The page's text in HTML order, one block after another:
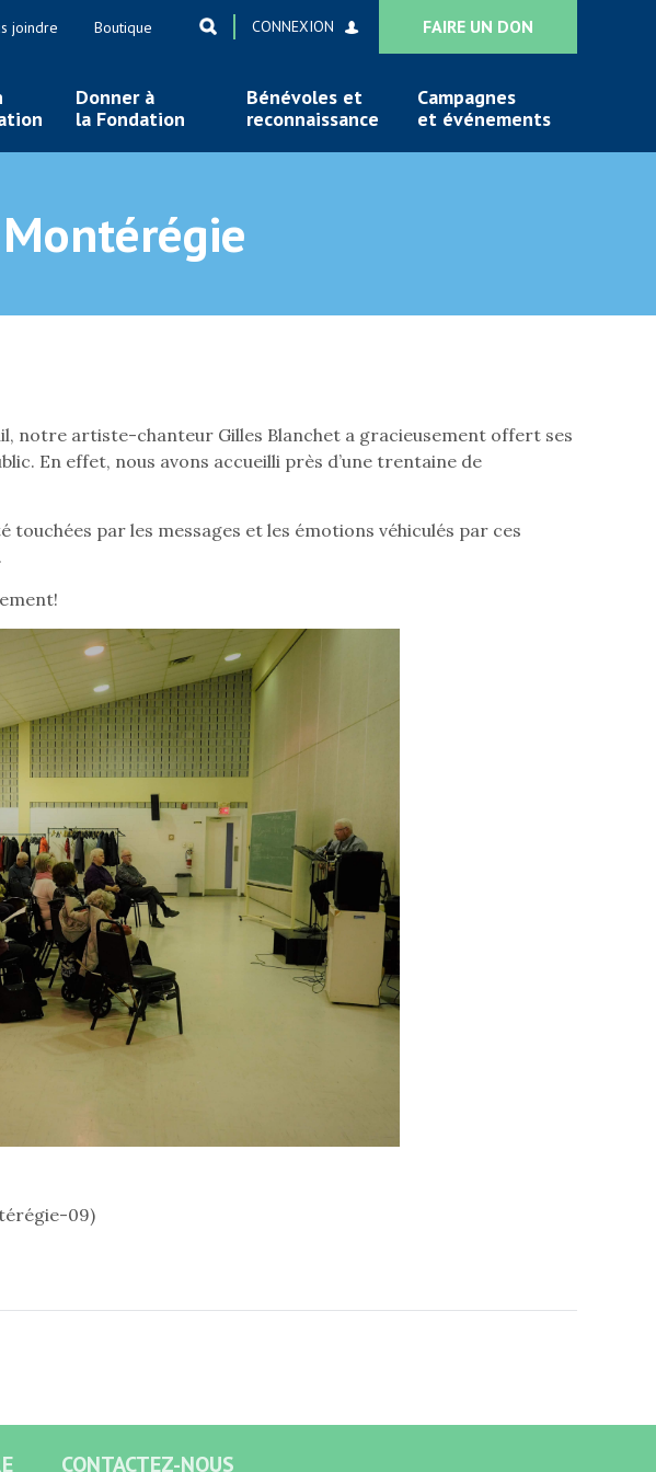
joindre Boutique CONNEXION FAIRE UN DON
Donner à
la Fondation
Bénévoles et
reconnaissance
Campagnes
et événements
notre artiste-chanteur Gilles Blanchet a gracieusement offert ses
En effet, nous avons accueilli près d’une trentaine de
par les messages et les émotions véhiculés par ces
09)
CONTACTEZ-NOUS